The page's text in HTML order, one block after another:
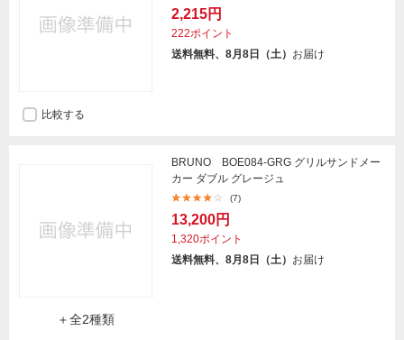
2,215円
222ポイント
送料無料、8月8日（土） お届け
比較する
＋全2種類
BRUNO BOE084-GRG グリルサンドメー
カー ダブル グレージュ
(7)
13,200円
1,320ポイント
送料無料、8月8日（土） お届け